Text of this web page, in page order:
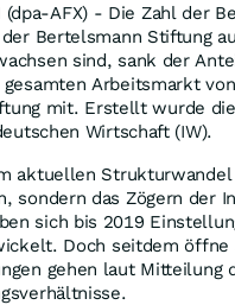
(dpa-AFX) - Die Zahl der
Bertelsmann Stiftung
sind, sank der
gesamten Arbeitsmarkt
mit. Erstellt wurde
Wirtschaft (IW).
aktuellen
sondern das Zögern der
sich bis 2019
Doch seitdem
gehen laut